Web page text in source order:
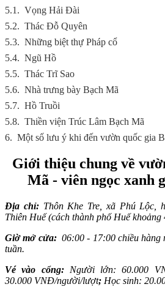
5.1. Vọng Hải Đài
5.2. Thác Đỗ Quyên
5.3. Những biệt thự Pháp cổ
5.4. Ngũ Hồ
5.5. Thác Trĩ Sao
5.6. Nhà trưng bày Bạch Mã
5.7. Hồ Truồi
5.8. Thiền viện Trúc Lâm Bạch Mã
6. Một số lưu ý khi đến vườn quốc gia
Giới thiệu chung về
Mã - viên ngọc xanh
Địa chỉ:Thôn Khe Tre, xã Phú Lộc,
Thiên Huế (cách thành phố Huế
Giờ mở cửa: 06:00 - 17:00 chiều hàng
tuần.
Vé vào cổng:Người lớn: 60.000
30.000 VNĐ/người/lượt; Học sinh: